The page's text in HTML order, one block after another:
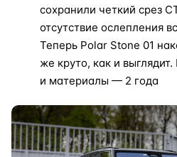
сохранили четкий срез
отсутствие ослепления
Теперь Polar Stone 01
же круто, как и
и материалы — 2 года